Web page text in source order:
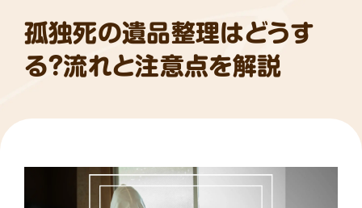
孤独死の遺品整理はどうす
る？流れと注意点を解説